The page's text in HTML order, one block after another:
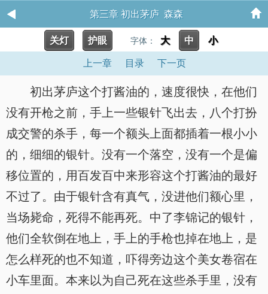
第三章 初出茅庐 森森
关灯 护眼 字体： 大 中 小
上一章 目录 下一页
初出茅庐这个打酱油的，速度很快，在他们
没有开枪之前，手上一些银针飞出去，八个打扮
成交警的杀手，每一个额头上面都插着一根小小
的，细细的银针。没有一个落空，没有一个是偏
移位置的，用百发百中来形容这个打酱油的最好
不过了。由于银针含有真气，没进他们额心里，
当场毙命，死得不能再死。中了李锦记的银针，
他们全软倒在地上，手上的手枪也掉在地上，是
怎么样死的也不知道，吓得旁边这个美女卷宿在
小车里面。本来以为自己死在这些杀手里，没有